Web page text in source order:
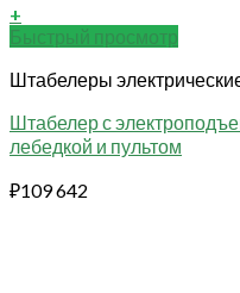
+
Быстрый просмотр
Штабелеры
Штабелер с
лебедкой и пультом
₽109 642